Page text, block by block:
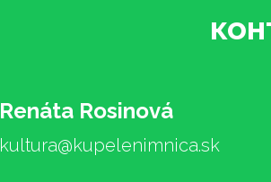
Renáta Rosinová
kultura@kupelenimnica.sk